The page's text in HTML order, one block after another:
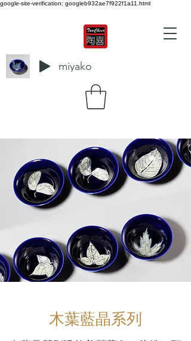
google-site-verification: googleb932ae7f922f1a11.html
miyako
木葉藍晶系列